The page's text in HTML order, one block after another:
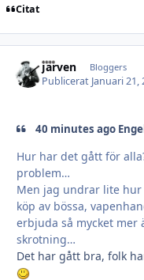
Citat
Järven Bloggers
Publicerat Januari 21,
40 minutes ago
Hur har det gått för
problem…
Men jag undrar lite
köp av bössa,
erbjuda så mycket mer
skrotning…
Det har gått bra, folk